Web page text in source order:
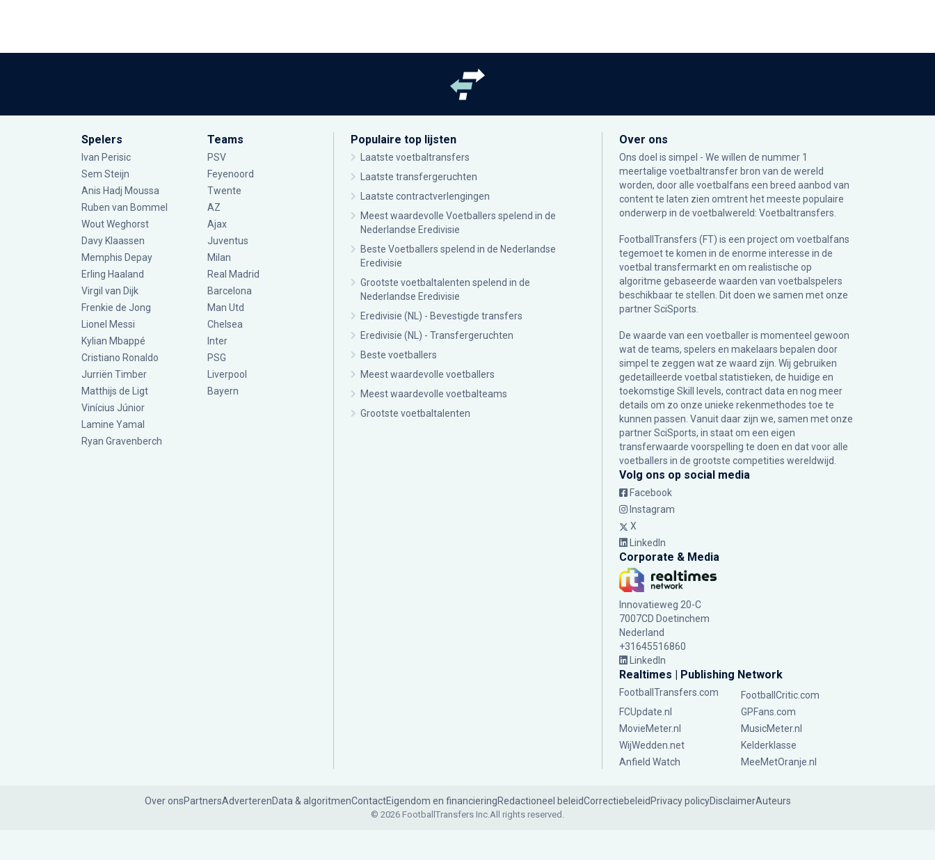
Spelers
Ivan Perisic
Sem Steijn
Anis Hadj Moussa
Ruben van Bommel
Wout Weghorst
Davy Klaassen
Memphis Depay
Erling Haaland
Virgil van Dijk
Frenkie de Jong
Lionel Messi
Kylian Mbappé
Cristiano Ronaldo
Jurriën Timber
Matthijs de Ligt
Vinícius Júnior
Lamine Yamal
Ryan Gravenberch
Teams
PSV
Feyenoord
Twente
AZ
Ajax
Juventus
Milan
Real Madrid
Barcelona
Man Utd
Chelsea
Inter
PSG
Liverpool
Bayern
Populaire top lijsten
Laatste voetbaltransfers
Laatste transfergeruchten
Laatste contractverlengingen
Meest waardevolle Voetballers spelend in de
Nederlandse Eredivisie
Beste Voetballers spelend in de Nederlandse
Eredivisie
Grootste voetbaltalenten spelend in de
Nederlandse Eredivisie
Eredivisie (NL) - Bevestigde transfers
Eredivisie (NL) - Transfergeruchten
Beste voetballers
Meest waardevolle voetballers
Meest waardevolle voetbalteams
Grootste voetbaltalenten
Over ons
Ons doel is simpel - We willen de nummer 1
meertalige voetbaltransfer bron van de wereld
worden, door alle voetbalfans een breed aanbod van
content te laten zien omtrent het meeste populaire
onderwerp in de voetbalwereld: Voetbaltransfers.
FootballTransfers (FT) is een project om voetbalfans
tegemoet te komen in de enorme interesse in de
voetbal transfermarkt en om realistische op
algoritme gebaseerde waarden van voetbalspelers
beschikbaar te stellen. Dit doen we samen met onze
partnerSciSports
De waarde van een voetballer is momenteel gewoon
wat de teams, spelers en makelaars bepalen door
simpel te zeggen wat ze waard zijn. Wij gebruiken
gedetailleerde voetbal statistieken, de huidige en
toekomstige Skill levels, contract data en nog meer
details om zo onze unieke rekenmethodes toe te
kunnen passen. Vanuit daar zijn we, samen met onze
partner SciSports, in staat om een eigen
transferwaarde voorspelling te doen en dat voor alle
voetballers in de grootste competities wereldwijd.
Volg ons op social media
Facebook
Instagram
X
LinkedIn
Corporate & Media
Innovatieweg 20-C
7007CD Doetinchem
Nederland
+31645516860
LinkedIn
Realtimes | Publishing Network
FootballTransfers.com
FootballCritic.com
FCUpdate.nl
GPFans.com
MovieMeter.nl
MusicMeter.nl
WijWedden.net
Kelderklasse
Anfield Watch
MeeMetOranje.nl
Over onsPartnersAdverterenData & algoritmenContactEigendom en financieringRedactioneel beleidCorrectiebeleid Privacy policyDisclaimerAuteurs
© 2026 FootballTransfers Inc.All rights reserved.